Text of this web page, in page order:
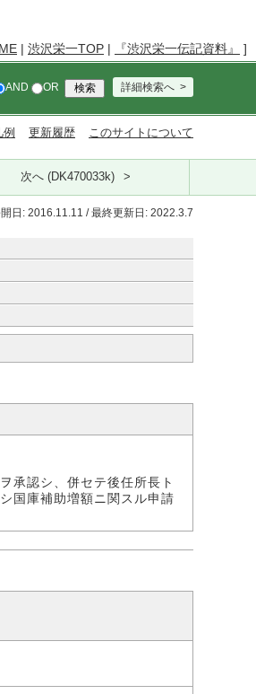
| 渋沢栄一TOP | 『渋沢栄一伝記資料』 ]
AND OR 詳細検索へ
例 更新履歴 このサイトについて
次へ (DK470033k)
日: 2016.11.11 / 最終更新日: 2022.3.7
承認シ、併セテ後任所長ト
国庫補助増額ニ関スル申請